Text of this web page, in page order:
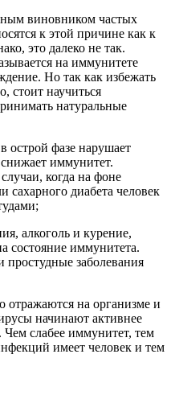
виновником частых
к этой причине как к
это далеко не так.
на иммунитете
Но так как избежать
стоит научиться
натуральные
острой фазе нарушает
иммунитет.
когда на фоне
сахарного диабета человек
алкоголь и курение,
состояние иммунитета.
простудные заболевания
отражаются на организме и
начинают активнее
слабее иммунитет, тем
имеет человек и тем